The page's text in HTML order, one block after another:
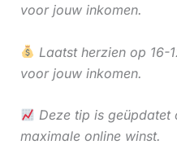
voor jouw inkomen.
Laatst herzien op 16-
voor jouw inkomen.
Deze tip is geüpdatet
maximale online winst.